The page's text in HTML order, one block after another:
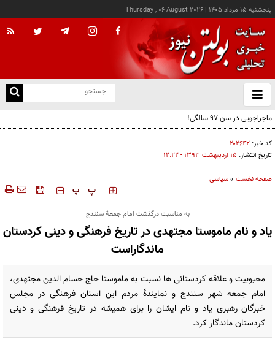
پنجشنبه ۱۵ مرداد ۱۴۰۵ |
Thursday , 06 August 2026
باز
و
کد خبر: ۲۰۲۶۴۲
تاریخ انتشار: ۱۵ ارديبهشت ۱۳۹۳ - ۱۲:۲۲
صفحه نخست »سیاسی
‍‍‍ پ پ
به مناسبت درگذشت امام جمعۀ سنندج
یاد و نام ماموستا مجتهدی در تاریخ فرهنگی و دینی کردستان
ماندگاراست
محبوبیت و علاقه کردستانی ها نسبت به ماموستا حاج حسام الدین مجتهدی،
امام جمعه شهر سنندج و نمایندۀ مردم این استان فرهنگی در مجلس
خبرگان رهبری یاد و نام ایشان را برای همیشه در تاریخ فرهنگی و دینی
کردستان ماندگار کرد.